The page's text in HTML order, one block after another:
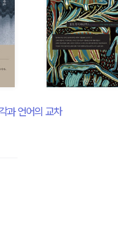
과 언어의 교차